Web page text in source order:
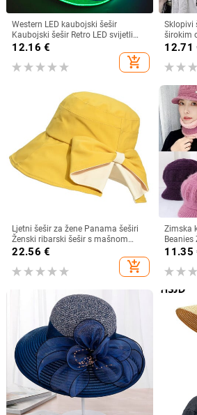
Western LED kaubojski šešir
Kaubojski šešir Retro LED svijetli
obod Jazz cilindar Svjetleći
mladenkin šešir Cosplay kostim
Kaubojsko odijelo za žene
12.16 €
add_shopping_cart
Sklopivi
širokim
ljetni
12.71
Ljetni šešir za žene Panama šeširi
Ženski ribarski šešir s mašnom
Trend ženski šeširi s kantom
Suncobran Prozračne kape za
sunce za žene
22.56 €
add_shopping_cart
Zimska
Beanies
kapa
zaštitne
11.35